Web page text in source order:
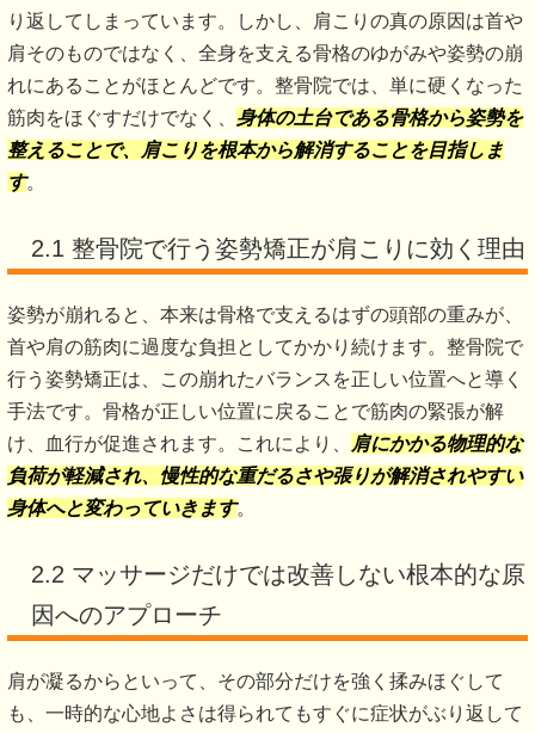
り返してしまっています。しかし、肩こりの真の原因は首や
肩そのものではなく、全身を支える骨格のゆがみや姿勢の崩
れにあることがほとんどです。整骨院では、単に硬くなった
筋肉をほぐすだけでなく、 身体の土台である骨格から姿勢を
整えることで、肩こりを根本から解消することを目指しま
す。
2.1 整骨院で行う姿勢矯正が肩こりに効く理由
姿勢が崩れると、本来は骨格で支えるはずの頭部の重みが、
首や肩の筋肉に過度な負担としてかかり続けます。整骨院で
行う姿勢矯正は、この崩れたバランスを正しい位置へと導く
手法です。骨格が正しい位置に戻ることで筋肉の緊張が解
け、血行が促進されます。これにより、
肩にかかる物理的な
負荷が軽減され、慢性的な重だるさや張りが解消されやすい
身体へと変わっていきます。
2.2 マッサージだけでは改善しない根本的な原
因へのアプローチ
肩が凝るからといって、その部分だけを強く揉みほぐして
も、一時的な心地よさは得られてもすぐに症状がぶり返して